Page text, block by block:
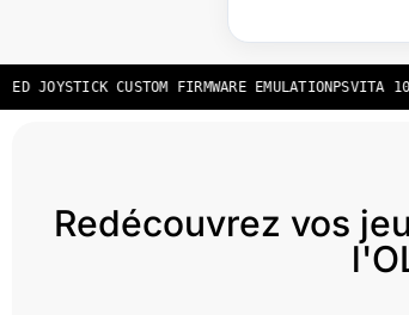
JOYSTICK CUSTOM FIRMWARE EMULATIONPSVITA 1000
Redécouvrez vos